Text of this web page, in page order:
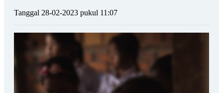
Tanggal 28-02-2023 pukul 11:07